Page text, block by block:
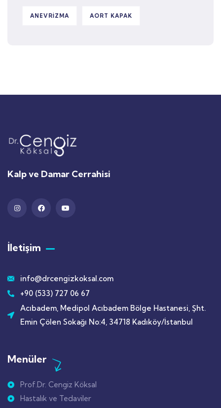
ANEVRIZMA AORT KAPAK
Kalp ve Damar Cerrahisi
İletişim
info@drcengizkoksal.com
+90 (533) 727 06 67
Acıbadem, Medipol Acıbadem Bölge Hastanesi, Şht.
Emin Çölen Sokağı No:4, 34718 Kadıköy/İstanbul
Menüler
Prof.Dr. Cengiz Köksal
Hastalık ve Tedaviler